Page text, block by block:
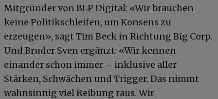
Mitgründer von BLP Digital: «Wir brauchen
keine Politikschleifen, um Konsens zu
erzeugen», sagt Tim Beck in Richtung Big Corp.
Und Bruder Sven ergänzt: «Wir kennen
einander schon immer – inklusive aller
Stärken, Schwächen und Trigger. Das nimmt
wahnsinnig viel Reibung raus. Wir